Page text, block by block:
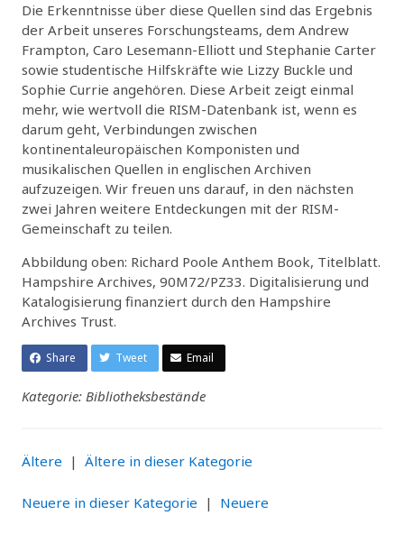
Die Erkenntnisse über diese Quellen sind das Ergebnis
der Arbeit unseres Forschungsteams, dem Andrew
Frampton, Caro Lesemann-Elliott und Stephanie Carter
sowie studentische Hilfskräfte wie Lizzy Buckle und
Sophie Currie angehören. Diese Arbeit zeigt einmal
mehr, wie wertvoll die RISM-Datenbank ist, wenn es
darum geht, Verbindungen zwischen
kontinentaleuropäischen Komponisten und
musikalischen Quellen in englischen Archiven
aufzuzeigen. Wir freuen uns darauf, in den nächsten
zwei Jahren weitere Entdeckungen mit der RISM-
Gemeinschaft zu teilen.
Abbildung oben: Richard Poole Anthem Book, Titelblatt.
Hampshire Archives, 90M72/PZ33. Digitalisierung und
Katalogisierung finanziert durch den Hampshire
Archives Trust.
Share Tweet Email
Kategorie: Bibliotheksbestände
Ältere | Ältere in dieser Kategorie
Neuere in dieser Kategorie | Neuere